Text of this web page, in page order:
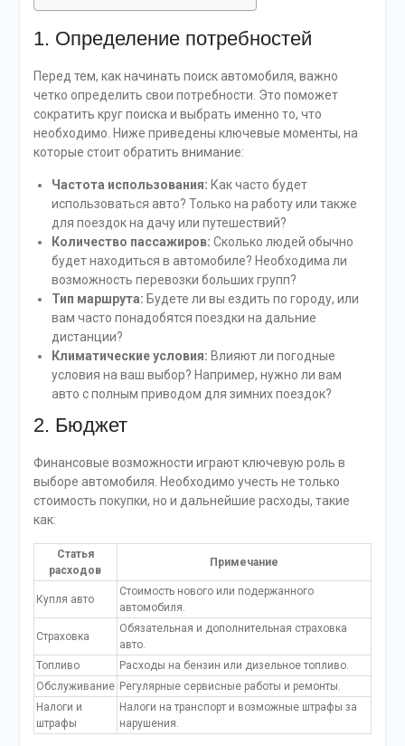
1. Определение потребностей
Перед тем, как начинать поиск автомобиля, важно
четко определить свои потребности. Это поможет
сократить круг поиска и выбрать именно то, что
необходимо. Ниже приведены ключевые моменты, на
которые стоит обратить внимание:
Частота использования: Как часто будет
использоваться авто? Только на работу или также
для поездок на дачу или путешествий?
Количество пассажиров: Сколько людей обычно
будет находиться в автомобиле? Необходима ли
возможность перевозки больших групп?
Тип маршрута: Будете ли вы ездить по городу, или
вам часто понадобятся поездки на дальние
дистанции?
Климатические условия: Влияют ли погодные
условия на ваш выбор? Например, нужно ли вам
авто с полным приводом для зимних поездок?
2. Бюджет
Финансовые возможности играют ключевую роль в
выборе автомобиля. Необходимо учесть не только
стоимость покупки, но и дальнейшие расходы, такие
как:
Статья
расходов
Примечание
Купля авто
Стоимость нового или подержанного
автомобиля.
Страховка
Обязательная и дополнительная страховка
авто.
Топливо
Расходы на бензин или дизельное топливо.
Обслуживание Регулярные сервисные работы и ремонты.
Налоги и
штрафы
Налоги на транспорт и возможные штрафы за
нарушения.